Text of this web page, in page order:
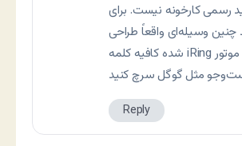
رسمی کارخونه نیست. برای
چنین وسیله‌ای واقعاً طراحی
شده کافیه کلمه iRing رو توی یک موتور
Reply